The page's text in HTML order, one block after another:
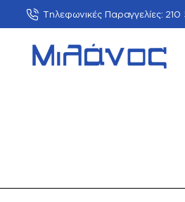
Τηλεφωνικές Παραγγελίες: